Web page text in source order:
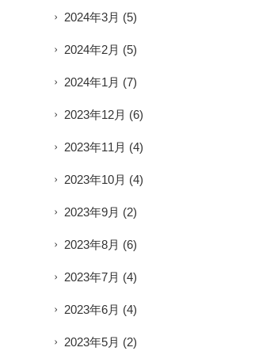
2024年3月 (5)
2024年2月 (5)
2024年1月 (7)
2023年12月 (6)
2023年11月 (4)
2023年10月 (4)
2023年9月 (2)
2023年8月 (6)
2023年7月 (4)
2023年6月 (4)
2023年5月 (2)